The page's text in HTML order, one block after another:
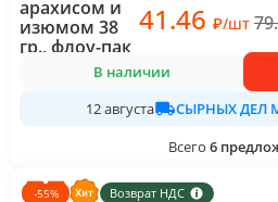
41.46 ₽/шт
В наличии
12 августа
СЫРНЫХ ДЕЛ
Всего 6
-55% Возврат НДС